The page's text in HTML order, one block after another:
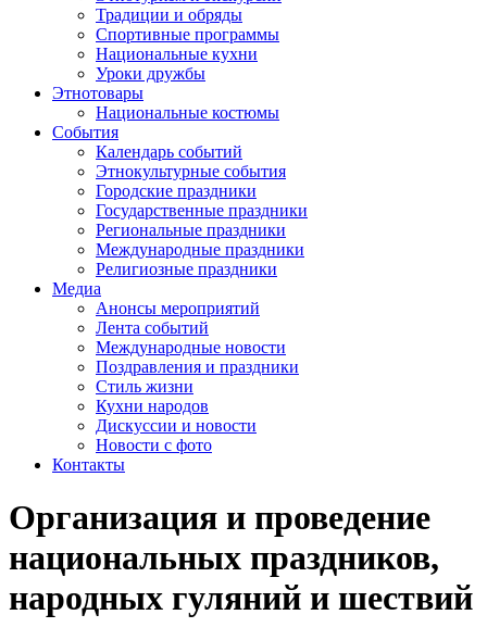
Традиции и обряды
Спортивные программы
Национальные кухни
Уроки дружбы
Этнотовары
Национальные костюмы
События
Календарь событий
Этнокультурные события
Городские праздники
Государственные праздники
Региональные праздники
Международные праздники
Религиозные праздники
Медиа
Анонсы мероприятий
Лента событий
Международные новости
Поздравления и праздники
Cтиль жизни
Кухни народов
Дискуссии и новости
Новости с фото
Контакты
Организация и проведение
национальных праздников,
народных гуляний и шествий